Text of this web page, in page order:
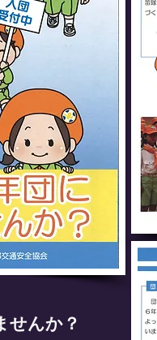
せんか？